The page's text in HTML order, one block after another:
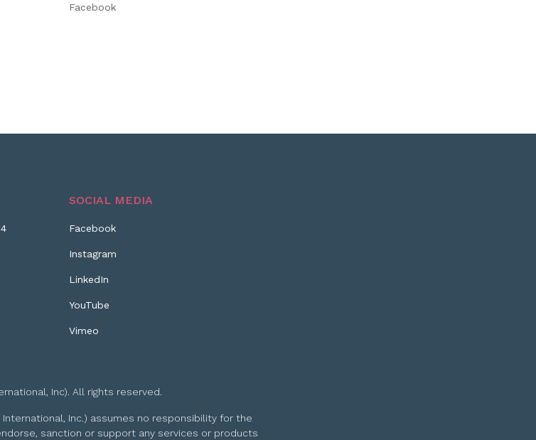
Facebook
SOCIAL MEDIA
Facebook
Instagram
LinkedIn
YouTube
Vimeo
Inc). All rights reserved.
International, Inc.) assumes no responsibility for the
sanction or support any services or products